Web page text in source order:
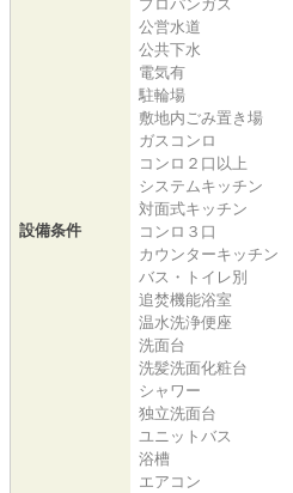
設備条件
プロパンガス
公営水道
公共下水
電気有
駐輪場
敷地内ごみ置き場
ガスコンロ
コンロ２口以上
システムキッチン
対面式キッチン
コンロ３口
カウンターキッチン
バス・トイレ別
追焚機能浴室
温水洗浄便座
洗面台
洗髪洗面化粧台
シャワー
独立洗面台
ユニットバス
浴槽
エアコン